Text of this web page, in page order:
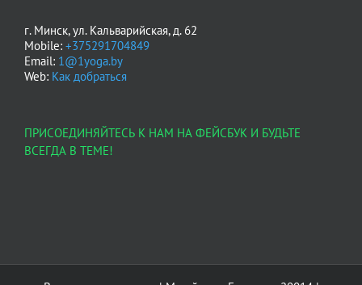
г. Минск, ул. Кальварийская, д. 62
Mobile: +375291704849
Email: 1@1yoga.by
Web: Как добраться
ПРИСОЕДИНЯЙТЕСЬ К НАМ НА ФЕЙСБУК И БУДЬТЕ
ВСЕГДА В ТЕМЕ!